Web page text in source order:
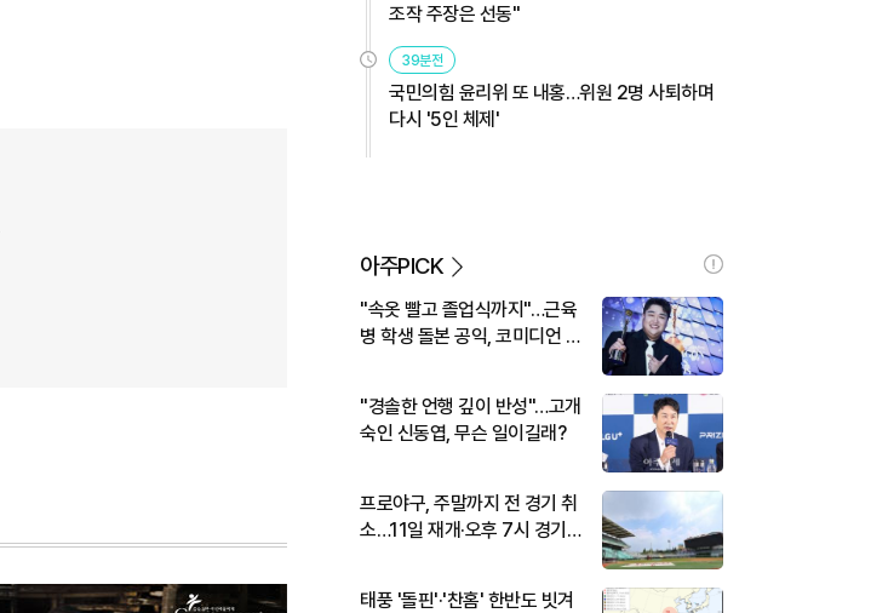
조작 주장은 선동"
39분전
국민의힘 윤리위 또 내홍…위원 2명 사퇴하며
다시 '5인 체제'
아주PICK
"속옷 빨고 졸업식까지"…근육
병 학생 돌본 공익, 코미디언 김
"경솔한 언행 깊이 반성"…고개
숙인 신동엽, 무슨 일이길래?
프로야구, 주말까지 전 경기 취
소…11일 재개·오후 7시 경기
태풍 '돌핀'·'찬홈' 한반도 빗겨